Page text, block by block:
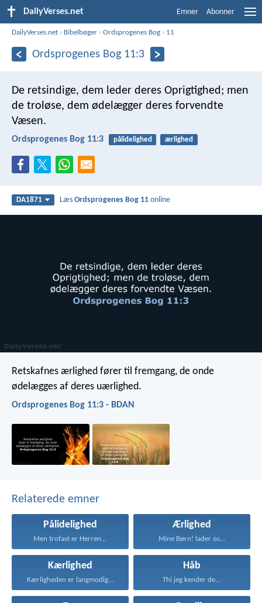
DailyVerses.net Emner Abonner
DailyVerses.net › Bibelbøger ›Ordsprogenes Bog › 11
Ordsprogenes Bog 11:3
De retsindige, dem leder deres Oprigtighed; men
de troløse, dem ødelægger deres forvendte
Væsen.
Ordsprogenes Bog 11:3 pålidelighed ærlighed
DA1871 LæsOrdsprogenes Bog 11 online
Retskafnes ærlighed fører til fremgang, de onde
ødelægges af deres uærlighed.
Ordsprogenes Bog 11:3 - BDAN
Relaterede emner
Pålidelighed
Men trofast er Herren...
Ærlighed
Mine Børn! lader os...
Kærlighed
Kærligheden er langmodig, er...
Håb
Thi jeg kender de...